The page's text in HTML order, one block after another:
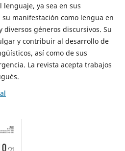
ya sea en sus
manifestación como lengua en
diversos géneros discursivos. Su
y contribuir al desarrollo de
así como de sus
La revista acepta trabajos